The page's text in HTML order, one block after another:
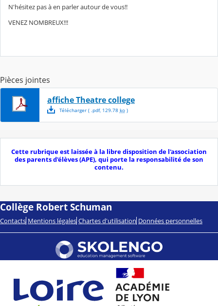
N'hésitez pas à en parler autour de vous!!
VENEZ NOMBREUX!!!
Pièces jointes
affiche Theatre college
Télécharger( .pdf, 129.78 ko)
Cette rubrique est laissée à la libre disposition de l'association
des parents d'élèves (APE), qui porte la responsabilité de son
contenu.
Collège Robert Schuman
Contacts Mentions légales Chartes d'utilisation Données personnelles